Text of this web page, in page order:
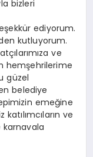
bizleri
ediyorum.
kutluyorum.
ve
hemşehrilerime
güzel
belediye
emeğine
ve